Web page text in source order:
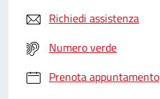
Richiedi assistenza
Numero verde
Prenota appuntamento